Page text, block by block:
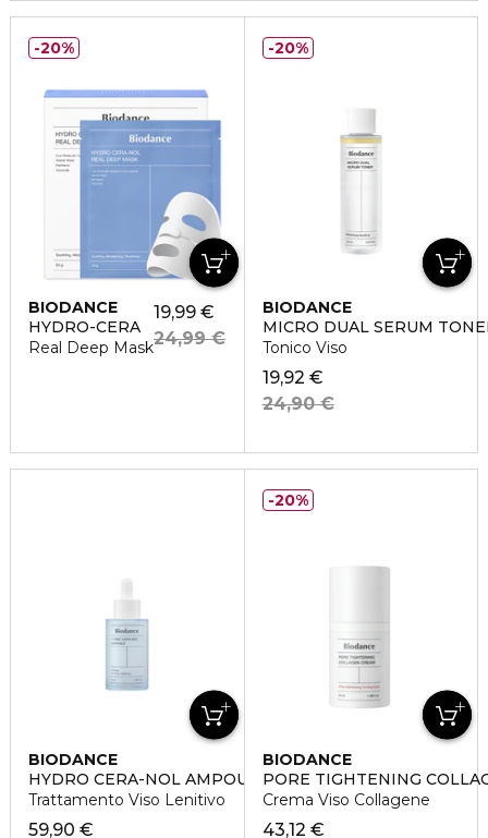
BIODANCE
HYDRO-CERA
Real Deep Mask
19,99 €
24,99 €
20%
BIODANCE
MICRO DUAL SERUM
Tonico Viso
19,92 €
24,90 €
20%
BIODANCE
HYDRO CERA-NOL AMPOULE
Trattamento Viso Lenitivo
59,90 €
BIODANCE
PORE TIGHTENING
Crema Viso Collagene
43,12 €
20%